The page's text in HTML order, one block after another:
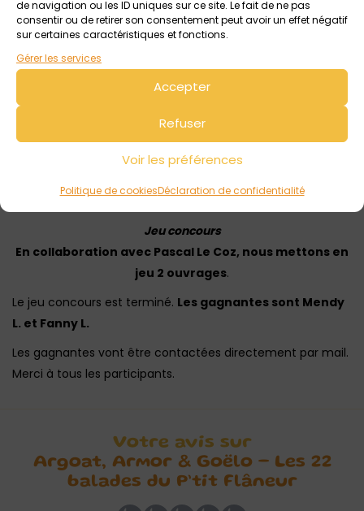
de navigation ou les ID uniques sur ce site. Le fait de ne pas
consentir ou de retirer son consentement peut avoir un effet négatif
sur certaines caractéristiques et fonctions.
Gérer les services
Accepter
Refuser
Voir les préférences
Politique de cookiesDéclaration de confidentialité
Cet ouvrage est disponible enlibrairie, Maisons de la
Presse et Offices de Tourisme(14,99 € / 138 pages).
directement à cette adresse :
Jeu concours
En collaboration avec Pascal Le Coz, nous mettons en
jeu 2 ouvrages.
Le jeu concours est terminé. Les gagnantes sont Mendy
L. et Fanny L.
Les gagnantes vont être contactées directement par mail.
Merci à tous les participants.
Votre avis sur
Argoat, Armor & Goëlo – Les 22
balades du P’tit Flâneur